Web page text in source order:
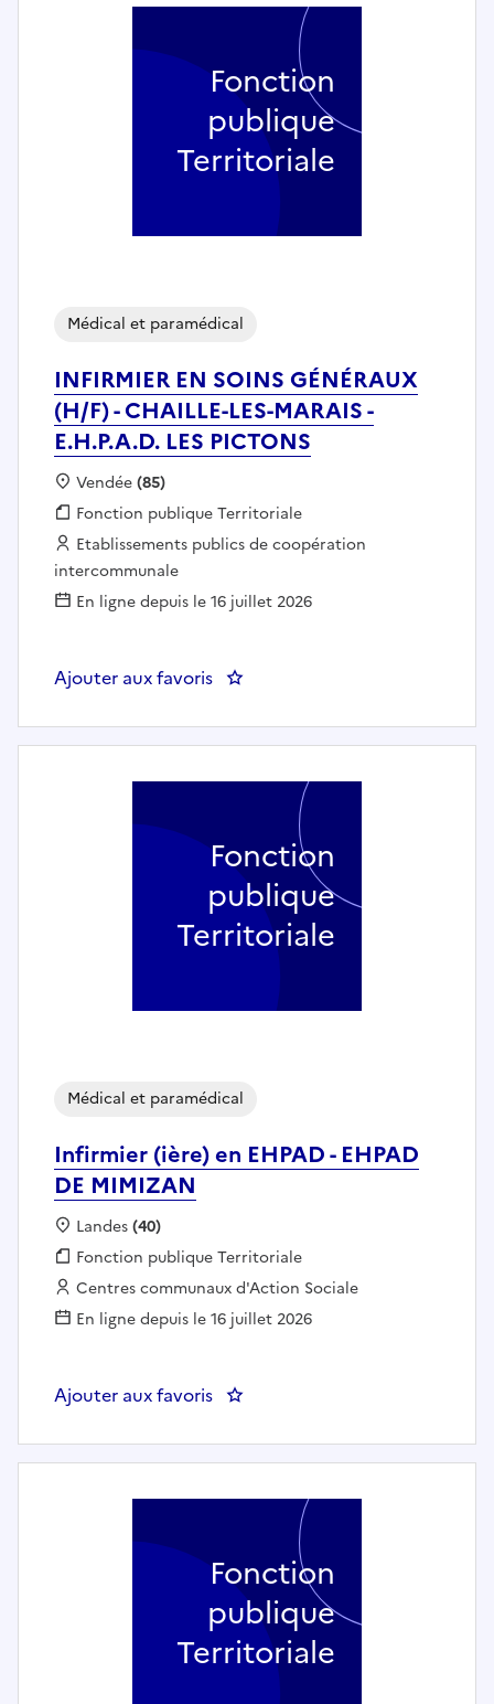
INFIRMIER EN SOINS GÉNÉRAUX
(H/F) - CHAILLE-LES-MARAIS -
E.H.P.A.D. LES PICTONS
Médical et paramédical
Localisation :
Vendée(85)
Fonction publique :
Fonction publique Territoriale
Employeur :
Etablissements publics de coopération
intercommunale
En ligne depuis le 16 juillet 2026
Ajouter aux favoris : INFIRMIER EN SOINS
Fonction
publique
Territoriale
Infirmier (ière) en EHPAD - EHPAD
DE MIMIZAN
Médical et paramédical
Localisation :
Landes(40)
Fonction publique :
Fonction publique Territoriale
Employeur :
Centres communaux d'Action Sociale
En ligne depuis le 16 juillet 2026
Ajouter aux favoris : Infirmier (ière) en EHPAD -
Fonction
publique
Territoriale
Fonction
publique
Territoriale